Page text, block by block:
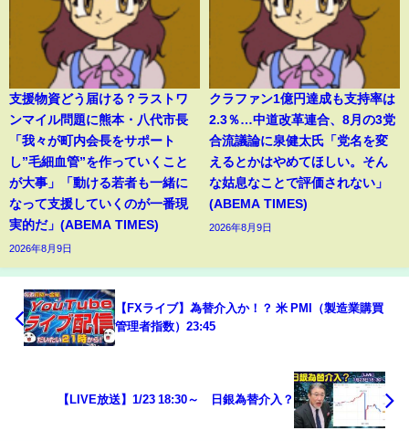
支援物資どう届ける？ラストワ
ンマイル問題に熊本・八代市長
「我々が町内会長をサポート
し”毛細血管”を作っていくこと
が大事」「動ける若者も一緒に
なって支援していくのが一番現
実的だ」(ABEMA TIMES)
2026年8月9日
クラファン1億円達成も支持率は
2.3％…中道改革連合、8月の3党
合流議論に泉健太氏「党名を変
えるとかはやめてほしい。そん
な姑息なことで評価されない」
(ABEMA TIMES)
2026年8月9日
【FXライブ】為替介入か！？ 米 PMI（製造業購買
管理者指数）23:45
【LIVE放送】1/23 18:30～ 日銀為替介入？